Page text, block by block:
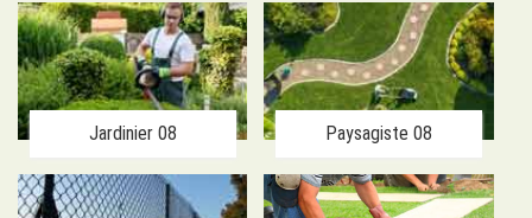
Jardinier 08 Paysagiste 08